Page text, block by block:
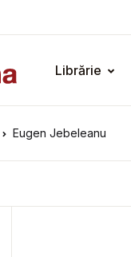
Librărie
Eugen Jebeleanu